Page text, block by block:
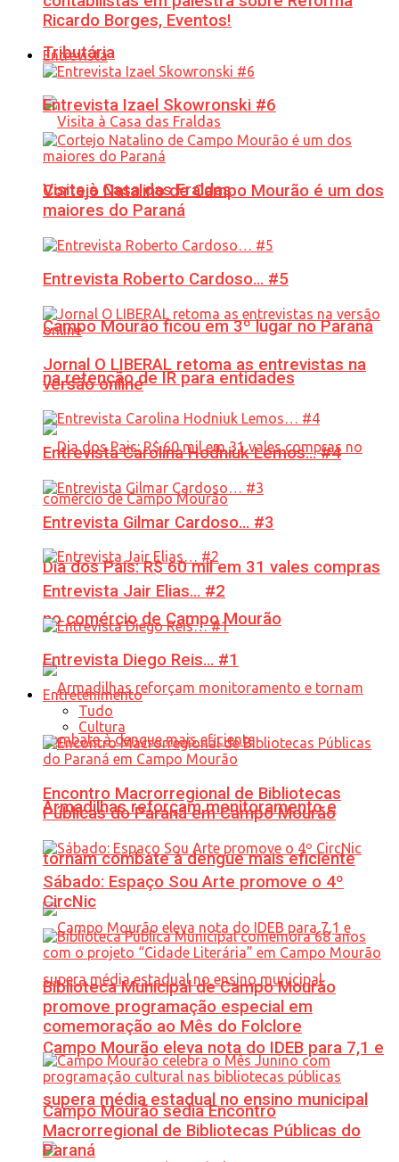
Tributária
Visita à Casa das Fraldas
Campo Mourão ficou em 3º lugar no Paraná
na retenção de IR para entidades
Dia dos Pais: R$ 60 mil em 31 vales compras
no comércio de Campo Mourão
Armadilhas reforçam monitoramento e
tornam combate à dengue mais eficiente
Campo Mourão eleva nota do IDEB para 7,1 e
supera média estadual no ensino municipal
Ricardo Borges, Eventos!
Entrevista
Entrevista Izael Skowronski #6
Cortejo Natalino de Campo Mourão é um dos
maiores do Paraná
Entrevista Roberto Cardoso… #5
Jornal O LIBERAL retoma as entrevistas na
versão online
Entrevista Carolina Hodniuk Lemos… #4
Entrevista Gilmar Cardoso… #3
Entrevista Jair Elias… #2
Entrevista Diego Reis… #1
Entretenimento
Tudo
Cultura
Encontro Macrorregional de Bibliotecas
Públicas do Paraná em Campo Mourão
Sábado: Espaço Sou Arte promove o 4º
CircNic
Biblioteca Municipal de Campo Mourão
promove programação especial em
comemoração ao Mês do Folclore
Campo Mourão sedia Encontro
Macrorregional de Bibliotecas Públicas do
Paraná